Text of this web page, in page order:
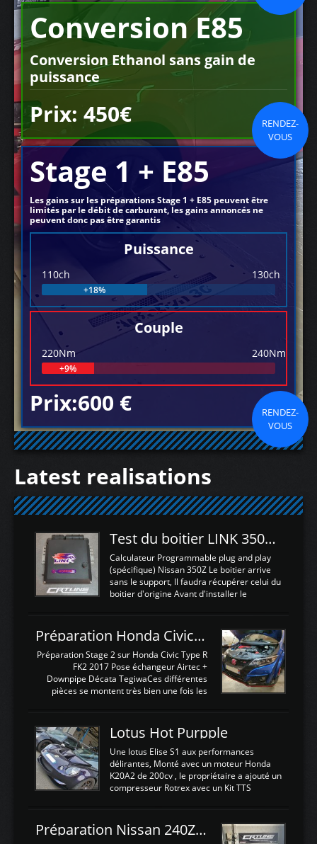
Conversion E85
Conversion Ethanol sans gain de
puissance
Prix: 450€
RENDEZ-
VOUS
Stage 1 + E85
Les gains sur les préparations Stage 1 + E85 peuvent être
limités par le débit de carburant, les gains annoncés ne
peuvent donc pas être garantis
Puissance
110ch 130ch
+18%
Couple
220Nm 240Nm
+9%
Prix:600 €
RENDEZ-
VOUS
Latest realisations
Test du boitier LINK 350Z Plugin ECU
Calculateur Programmable plug and play
(spécifique) Nissan 350Z Le boitier arrive
sans le support, Il faudra récupérer celui du
boitier d'origine Avant d'installer le
d'envoyer l'information de la large bande
dans le boitier. sydney sweeney deepfake
La sortie 0-5V de l'afr sera connectée sur
l'entrée AN Volt 8 et GndAN pour
Analogique, et Volt car l'information est une
tension (Pas une résistance variable d'un
est temps de brancher le ...
Préparation Honda Civic Type R FK2
Préparation Stage 2 sur Honda Civic Type R
FK2 2017 Pose échangeur Airtec +
Downpipe Décata TegiwaCes différentes
pièces se montent très bien une fois les
légere découpe du plastique inferieur,
negénant en rien la structure ou le
fonctionnement du fond plat. Une
reprogrammation Stage 2 est faite sur le
calculateur d'origine. Une alternative
économique au passage sur Hondata
d'origine 310cv et 400Nn , Une fois
reprogrammé et les ...
Lotus Hot Purpple
Une lotus Elise S1 aux performances
délirantes, Monté avec un moteur Honda
K20A2 de 200cv , le propriétaire a ajouté un
compresseur Rotrex avec un Kit TTS
d'augmenter la puissance de son moteur:
un watercooler a été ajouté. 300Cv sans
Préparation Nissan 240Z SR20DET